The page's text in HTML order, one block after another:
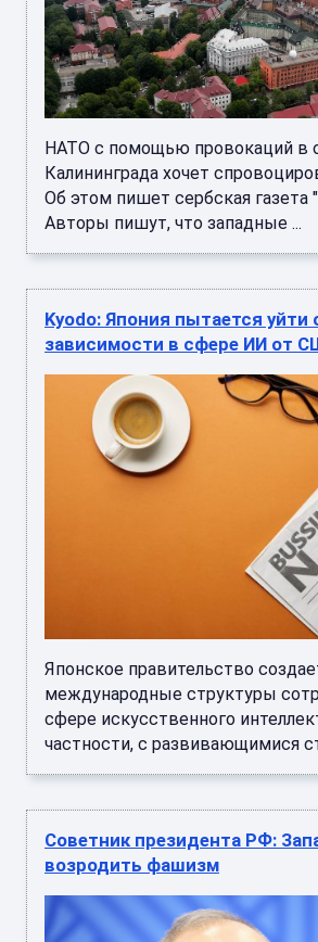
НАТО с помощью провокаций в
Калининграда хочет
Об этом пишет сербская газета
Авторы пишут, что западные ...
Kyodo: Япония пытается уйти
зависимости в сфере ИИ от
Японское правительство
международные структуры
сфере искусственного
частности, с развивающимися
Советник президента РФ:
возродить фашизм